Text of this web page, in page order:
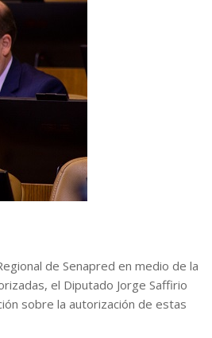
de Senapred en medio de la
el Diputado Jorge Saffirio
sobre la autorización de estas